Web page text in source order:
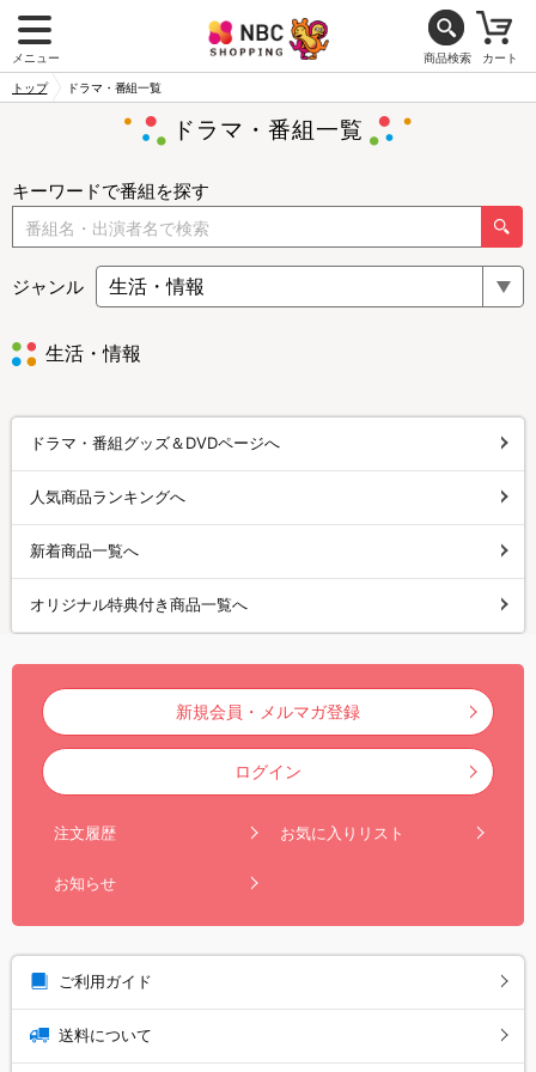
メニュー 商品検索 カート
トップ ドラマ・番組一覧
ドラマ・番組一覧
キーワードで番組を探す
ジャンル
生活・情報
ドラマ・番組グッズ＆DVDページへ
人気商品ランキングへ
新着商品一覧へ
オリジナル特典付き商品一覧へ
新規会員・メルマガ登録
ログイン
注文履歴 お気に入りリスト
お知らせ
ご利用ガイド
送料について